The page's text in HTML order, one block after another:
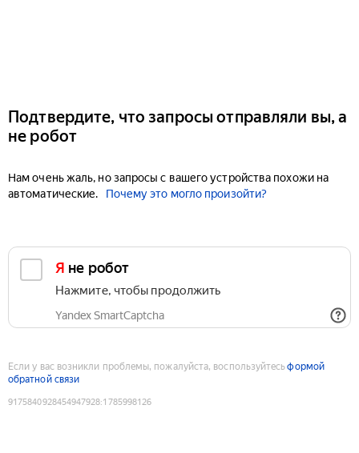
Подтвердите, что запросы отправляли вы, а
не робот
Нам очень жаль, но запросы с вашего устройства похожи на
автоматические.
Почему это могло произойти?
Я не робот
Нажмите, чтобы продолжить
Yandex SmartCaptcha
Если у вас возникли проблемы, пожалуйста, воспользуйтесьформой
обратной связи
9175840928454947928:1785998126